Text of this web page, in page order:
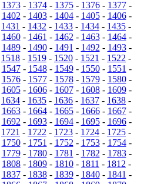
1373- 1374- 1375- 1376- 1377-
1402 - 1403- 1404- 1405- 1406-
1431 - 1432 - 1433 - 1434 - 1435 -
1460- 1461 - 1462 - 1463- 1464-
1489- 1490- 1491 - 1492 - 1493-
1518 - 1519 - 1520 - 1521 - 1522 -
1547- 1548- 1549- 1550- 1551 -
1576- 1577- 1578- 1579- 1580-
1605- 1606- 1607- 1608- 1609-
1634 - 1635 - 1636 - 1637 - 1638 -
1663- 1664- 1665- 1666- 1667-
1692 - 1693- 1694- 1695- 1696-
1721 - 1722 - 1723 - 1724 - 1725 -
1750- 1751 - 1752 - 1753- 1754-
1779- 1780- 1781 - 1782 - 1783-
1808 - 1809 - 1810 - 1811 - 1812 -
1837- 1838- 1839- 1840- 1841 -